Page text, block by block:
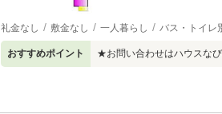
礼金なし 敷金なし 一人暮らし バス・トイレ
おすすめポイント ★お問い合わせはハウスな